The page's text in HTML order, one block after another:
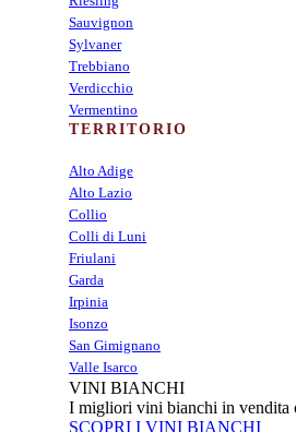
Sauvignon
Sylvaner
Trebbiano
Verdicchio
Vermentino
TERRITORIO
Alto Adige
Alto Lazio
Collio
Colli di Luni
Friulani
Garda
Irpinia
Isonzo
San Gimignano
Valle Isarco
VINI BIANCHI
I migliori vini bianchi in vendita
SCOPRI I VINI BIANCHI